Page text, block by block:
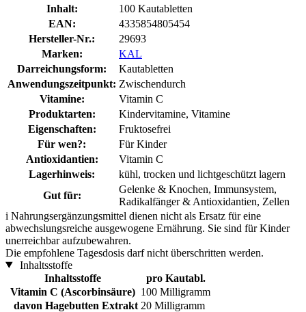
Inhalt:
100 Kautabletten
EAN:
4335854805454
Hersteller-Nr.:
29693
Marken:
KAL
Darreichungsform:
Kautabletten
Anwendungszeitpunkt: Zwischendurch
Vitamine:
Vitamin C
Produktarten:
Kindervitamine, Vitamine
Eigenschaften:
Fruktosefrei
Für wen?:
Für Kinder
Antioxidantien:
Vitamin C
Lagerhinweis:
kühl, trocken und lichtgeschützt lagern
Gut für:
Gelenke & Knochen, Immunsystem,
Radikalfänger & Antioxidantien, Zellen
i Nahrungsergänzungsmittel dienen nicht als Ersatz für eine
abwechslungsreiche ausgewogene Ernährung. Sie sind für Kinder
unerreichbar aufzubewahren.
Die empfohlene Tagesdosis darf nicht überschritten werden.
Inhaltsstoffe
Inhaltsstoffe
pro Kautabl.
Vitamin C (Ascorbinsäure) 100 Milligramm
davon Hagebutten Extrakt 20 Milligramm